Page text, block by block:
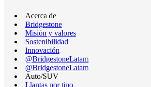
Acerca de
Bridgestone
Misión y valores
Sostenibilidad
Innovación
@BridgestoneLatam
@BridgestoneLatam
Auto/SUV
Llantas por tipo